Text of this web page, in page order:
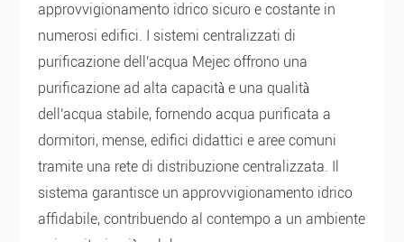
approvvigionamento idrico sicuro e costante in
numerosi edifici. I sistemi centralizzati di
purificazione dell'acqua Mejec offrono una
purificazione ad alta capacità e una qualità
dell'acqua stabile, fornendo acqua purificata a
dormitori, mense, edifici didattici e aree comuni
tramite una rete di distribuzione centralizzata. Il
sistema garantisce un approvvigionamento idrico
affidabile, contribuendo al contempo a un ambiente